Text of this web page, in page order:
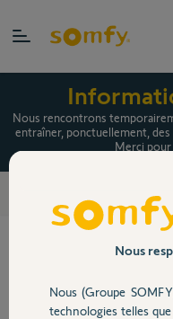
Nous rencontrons
entraîner, ponctuellement,
Merci
TaHoma switch, packs
Nous
Nous (Groupe
technologies telles